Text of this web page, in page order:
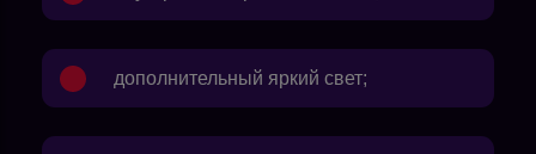
дополнительный яркий свет;